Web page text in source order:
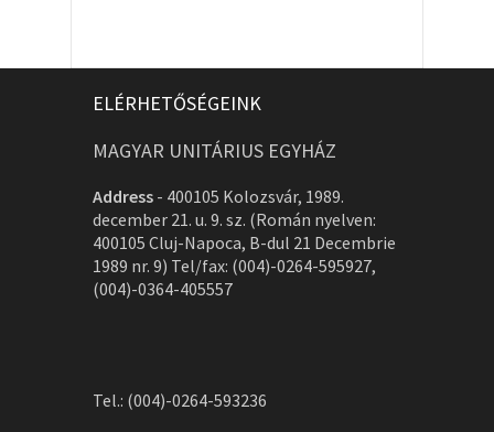
ELÉRHETŐSÉGEINK
MAGYAR UNITÁRIUS EGYHÁZ
Address - 400105 Kolozsvár, 1989.
december 21. u. 9. sz. (Román nyelven:
400105 Cluj-Napoca, B-dul 21 Decembrie
1989 nr. 9) Tel/fax: (004)-0264-595927,
(004)-0364-405557
Tel.: (004)-0264-593236